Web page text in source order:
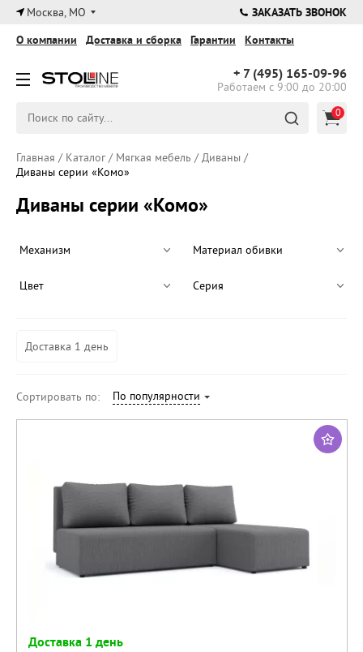
×
Москва, МО ЗАКАЗАТЬ ЗВОНОК
+ 7 (495) 165-09-96
Работаем с 9:00 до 20:00
О компании Доставка и сборка Гарантии Контакты
0
Главная / Каталог/ Мягкая мебель /Диваны /
Диваны серии «Комо»
Диваны серии «Комо»
Механизм Материал обивки
Цвет Серия
Доставка 1 день
Сортировать по: По популярности
Доставка 1 день